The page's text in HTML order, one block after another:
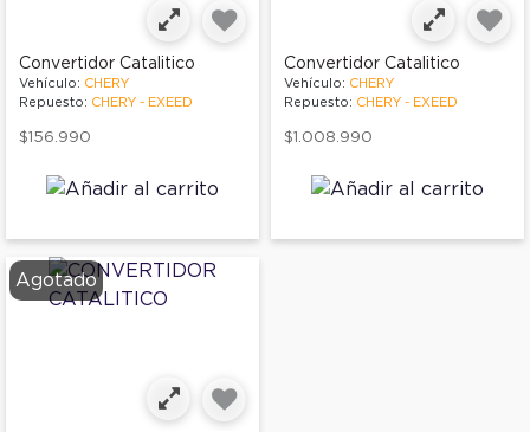
Convertidor Catalitico
Vehículo: CHERY
Repuesto: CHERY - EXEED
$156.990
Convertidor Catalitico
Vehículo: CHERY
Repuesto: CHERY - EXEED
$1.008.990
Agotado